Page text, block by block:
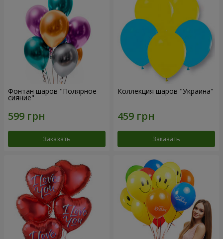
Фонтан шаров "Полярное
сияние"
Заказать
Коллекция шаров "Украина"
Заказать